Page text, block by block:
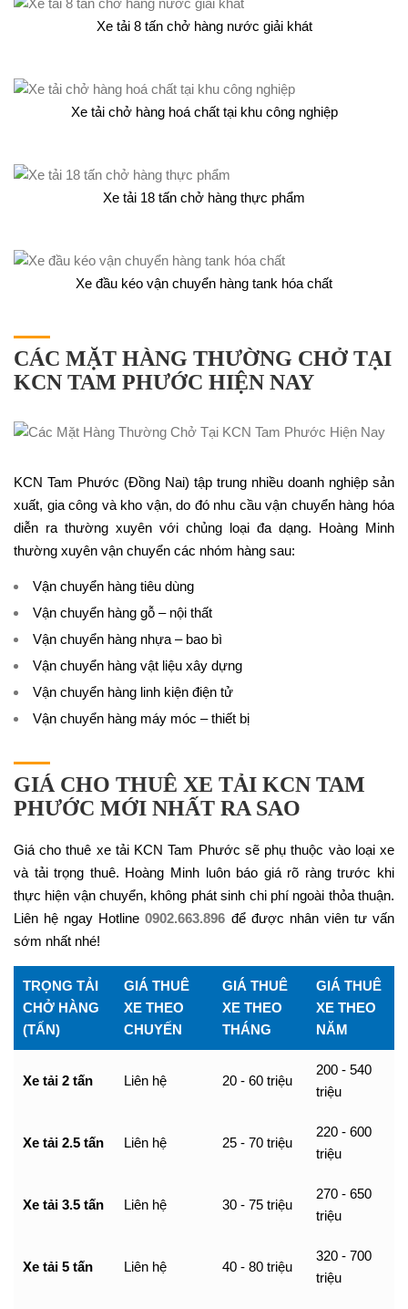
Xe tải 8 tấn chở hàng nước giải khát
Xe tải chở hàng hoá chất tại khu công nghiệp
Xe tải 18 tấn chở hàng thực phẩm
Xe đầu kéo vận chuyển hàng tank hóa chất
CÁC MẶT HÀNG THƯỜNG CHỞ TẠI
KCN TAM PHƯỚC HIỆN NAY
KCN Tam Phước (Đồng Nai) tập trung nhiều doanh nghiệp sản
xuất, gia công và kho vận, do đó nhu cầu vận chuyển hàng hóa
diễn ra thường xuyên với chủng loại đa dạng. Hoàng Minh
thường xuyên vận chuyển các nhóm hàng sau:
Vận chuyển hàng tiêu dùng
Vận chuyển hàng gỗ – nội thất
Vận chuyển hàng nhựa – bao bì
Vận chuyển hàng vật liệu xây dựng
Vận chuyển hàng linh kiện điện tử
Vận chuyển hàng máy móc – thiết bị
GIÁ CHO THUÊ XE TẢI KCN TAM
PHƯỚC MỚI NHẤT RA SAO
Giá cho thuê xe tải KCN Tam Phước sẽ phụ thuộc vào loại xe
và tải trọng thuê. Hoàng Minh luôn báo giá rõ ràng trước khi
thực hiện vận chuyển, không phát sinh chi phí ngoài thỏa thuận.
Liên hệ ngay Hotline0902.663.896 để được nhân viên tư vấn
sớm nhất nhé!
TRỌNG TẢI
CHỞ HÀNG
(TẤN)
GIÁ THUÊ
XE THEO
CHUYẾN
GIÁ THUÊ
XE THEO
THÁNG
GIÁ THUÊ
XE THEO
NĂM
Xe tải 2 tấn Liên hệ 20 - 60 triệu
200 - 540
triệu
Xe tải 2.5 tấn Liên hệ 25 - 70 triệu
220 - 600
triệu
Xe tải 3.5 tấn Liên hệ 30 - 75 triệu
270 - 650
triệu
Xe tải 5 tấn Liên hệ 40 - 80 triệu
320 - 700
triệu